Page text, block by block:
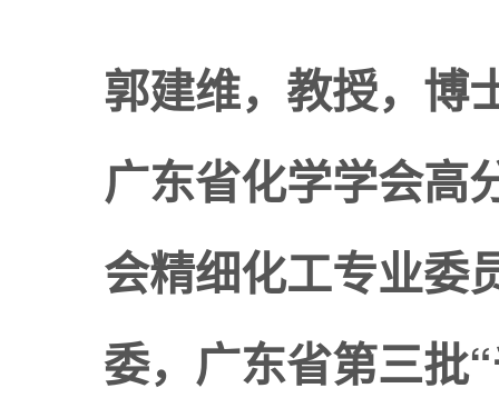
郭建维，教授，博
广东省化学学会高
会精细化工专业委
委，广东省第三批